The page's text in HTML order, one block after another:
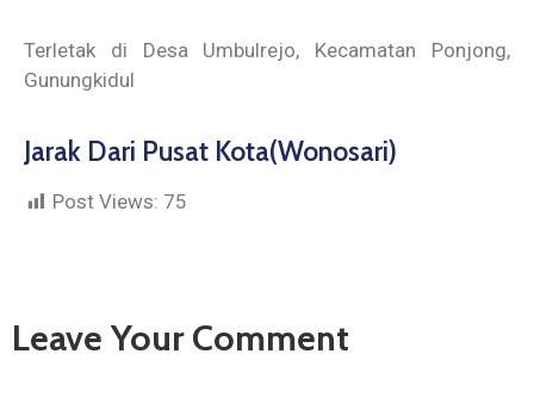
Terletak di Desa Umbulrejo, Kecamatan Ponjong,
Gunungkidul
Jarak Dari Pusat Kota(Wonosari)
Post Views: 75
Leave Your Comment